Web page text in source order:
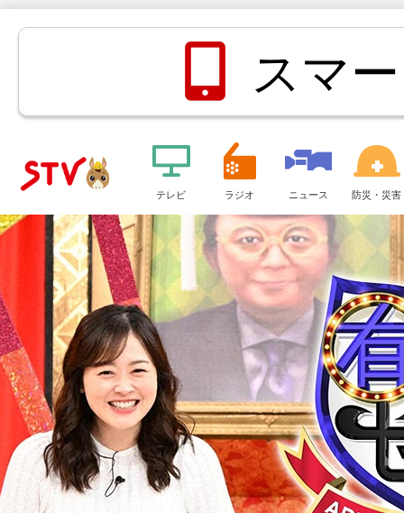
ＳＴＶ札
幌テレビ
スマ
メ
ュ
ー
テレビ ラジオ ニュース 防災・災害